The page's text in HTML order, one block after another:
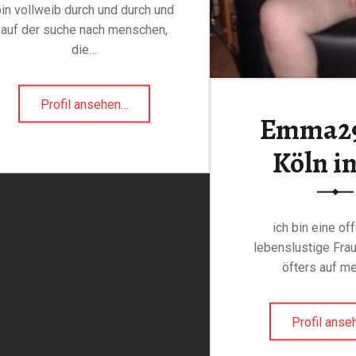
vollweib durch und durch und
auf der suche nach menschen,
die…
Profil ansehen"IlseKathrin50829
aus
…
gratis
Köln
ich bin eine
lebenslustige
öfters auf
Profil